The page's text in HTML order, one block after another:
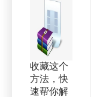
的体积，那
么如何缩小
图片体积
呢？难道没
有工具可以
在线快速高
效地完成图
片压缩吗？
下面我们分
收藏这个
方法，快
速帮你解